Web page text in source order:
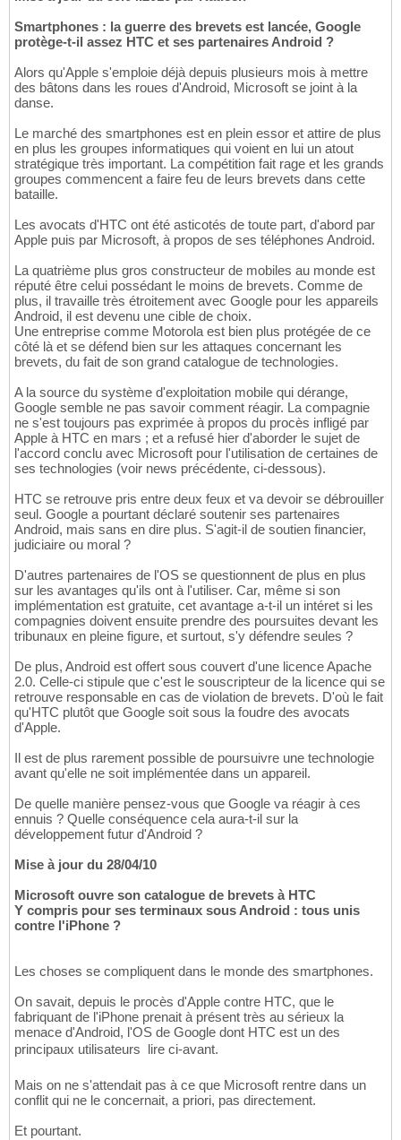
Smartphones : la guerre des brevets est lancée, Google
protège-t-il assez HTC et ses partenaires Android ?
Alors qu'Apple s'emploie déjà depuis plusieurs mois à mettre
des bâtons dans les roues d'Android, Microsoft se joint à la
danse.
Le marché des smartphones est en plein essor et attire de plus
en plus les groupes informatiques qui voient en lui un atout
stratégique très important. La compétition fait rage et les grands
groupes commencent a faire feu de leurs brevets dans cette
bataille.
Les avocats d'HTC ont été asticotés de toute part, d'abord par
Apple puis par Microsoft, à propos de ses téléphones Android.
La quatrième plus gros constructeur de mobiles au monde est
réputé être celui possédant le moins de brevets. Comme de
plus, il travaille très étroitement avec Google pour les appareils
Android, il est devenu une cible de choix.
Une entreprise comme Motorola est bien plus protégée de ce
côté là et se défend bien sur les attaques concernant les
brevets, du fait de son grand catalogue de technologies.
A la source du système d'exploitation mobile qui dérange,
Google semble ne pas savoir comment réagir. La compagnie
ne s'est toujours pas exprimée à propos du procès infligé par
Apple à HTC en mars ; et a refusé hier d'aborder le sujet de
l'accord conclu avec Microsoft pour l'utilisation de certaines de
ses technologies (voir news précédente, ci-dessous).
HTC se retrouve pris entre deux feux et va devoir se débrouiller
seul. Google a pourtant déclaré soutenir ses partenaires
Android, mais sans en dire plus. S'agit-il de soutien financier,
judiciaire ou moral ?
D'autres partenaires de l'OS se questionnent de plus en plus
sur les avantages qu'ils ont à l'utiliser. Car, même si son
implémentation est gratuite, cet avantage a-t-il un intéret si les
compagnies doivent ensuite prendre des poursuites devant les
tribunaux en pleine figure, et surtout, s'y défendre seules ?
De plus, Android est offert sous couvert d'une licence Apache
2.0. Celle-ci stipule que c'est le souscripteur de la licence qui se
retrouve responsable en cas de violation de brevets. D'où le fait
qu'HTC plutôt que Google soit sous la foudre des avocats
d'Apple.
Il est de plus rarement possible de poursuivre une technologie
avant qu'elle ne soit implémentée dans un appareil.
De quelle manière pensez-vous que Google va réagir à ces
ennuis ? Quelle conséquence cela aura-t-il sur la
développement futur d'Android ?
Mise à jour du 28/04/10
Microsoft ouvre son catalogue de brevets à HTC
Y compris pour ses terminaux sous Android : tous unis
contre l'iPhone ?
Les choses se compliquent dans le monde des smartphones.
On savait, depuis le procès d'Apple contre HTC, que le
fabriquant de l'iPhone prenait à présent très au sérieux la
menace d'Android, l'OS de Google dont HTC est un des
principaux utilisateurs  lire ci-avant.
Mais on ne s'attendait pas à ce que Microsoft rentre dans un
conflit qui ne le concernait, a priori, pas directement.
Et pourtant.